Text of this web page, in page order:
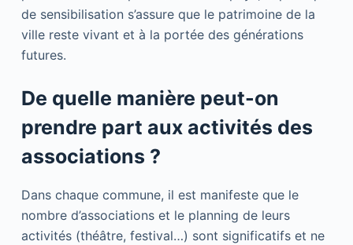
de sensibilisation s’assure que le patrimoine de la
ville reste vivant et à la portée des générations
futures.
De quelle manière peut-on
prendre part aux activités des
associations ?
Dans chaque commune, il est manifeste que le
nombre d’associations et le planning de leurs
activités (théâtre, festival…) sont significatifs et ne